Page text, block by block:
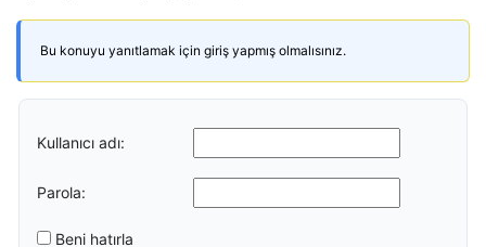
Bu konuyu yanıtlamak için giriş yapmış olmalısınız.
Kullanıcı adı:
Parola:
Beni hatırla